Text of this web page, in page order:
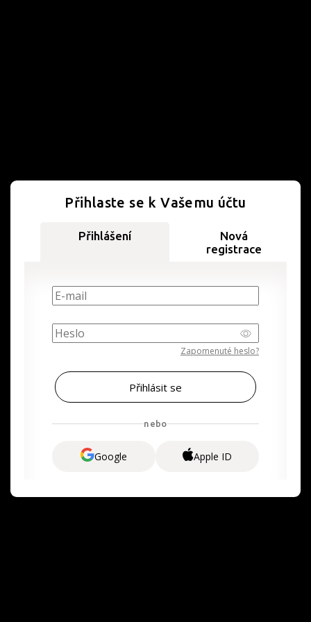
Přihlaste se k Vašemu účtu
Přihlášení
Nová
registrace
Zapomenuté heslo?
nebo
Google Apple ID